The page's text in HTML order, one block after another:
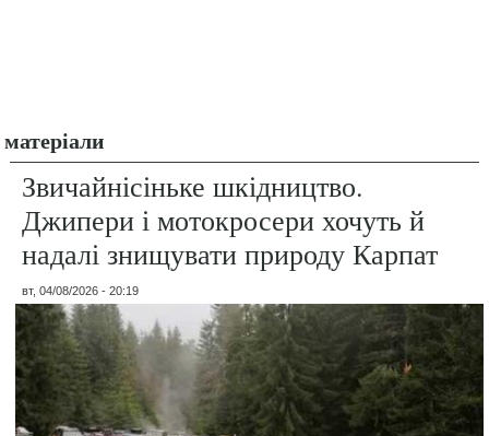
матеріали
Звичайнісіньке шкідництво.
Джипери і мотокросери хочуть й
надалі знищувати природу Карпат
вт, 04/08/2026 - 20:19